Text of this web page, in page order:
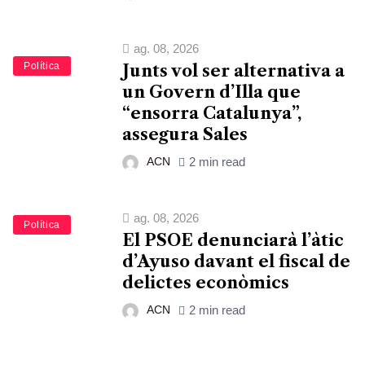
Política
ag. 08, 2026
Junts vol ser alternativa a
un Govern d’Illa que
“ensorra Catalunya”,
assegura Sales
ACN 2 min read
Política
ag. 08, 2026
El PSOE denunciarà l’àtic
d’Ayuso davant el fiscal de
delictes econòmics
ACN 2 min read